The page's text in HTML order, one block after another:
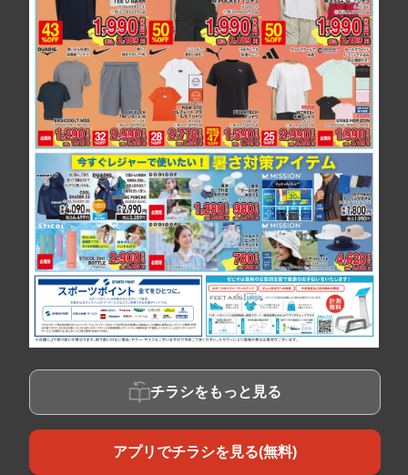
チラシをもっと見る
アプリでチラシを見る(無料)